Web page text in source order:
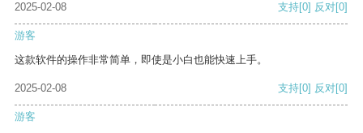
2025-02-08 支持[0] 反对[0]
游客
这款软件的操作非常简单，即使是小白也能快速上手。
2025-02-08 支持[0] 反对[0]
游客